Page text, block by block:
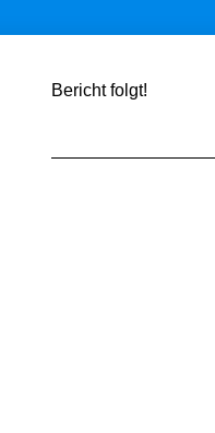
Bericht folgt!